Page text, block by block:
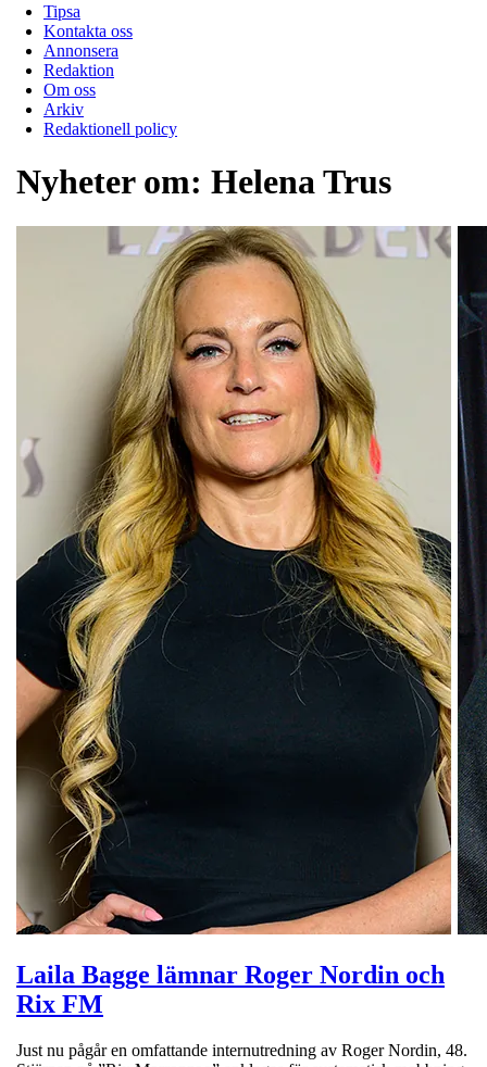
Tipsa
Kontakta oss
Annonsera
Redaktion
Om oss
Arkiv
Redaktionell policy
Nyheter om: Helena Trus
Laila Bagge lämnar Roger Nordin och
Rix FM
Just nu pågår en omfattande internutredning av Roger Nordin, 48.